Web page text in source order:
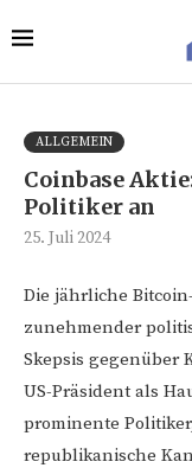
ALLGEMEIN
Coinbase
Politiker an
25. Juli 2024
Die jährliche
zunehmender
Skepsis gegenüber
US-Präsident als
prominente
republikanische